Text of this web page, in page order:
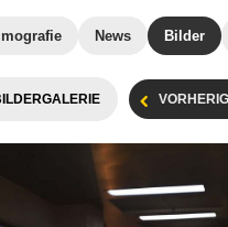
News Bilder